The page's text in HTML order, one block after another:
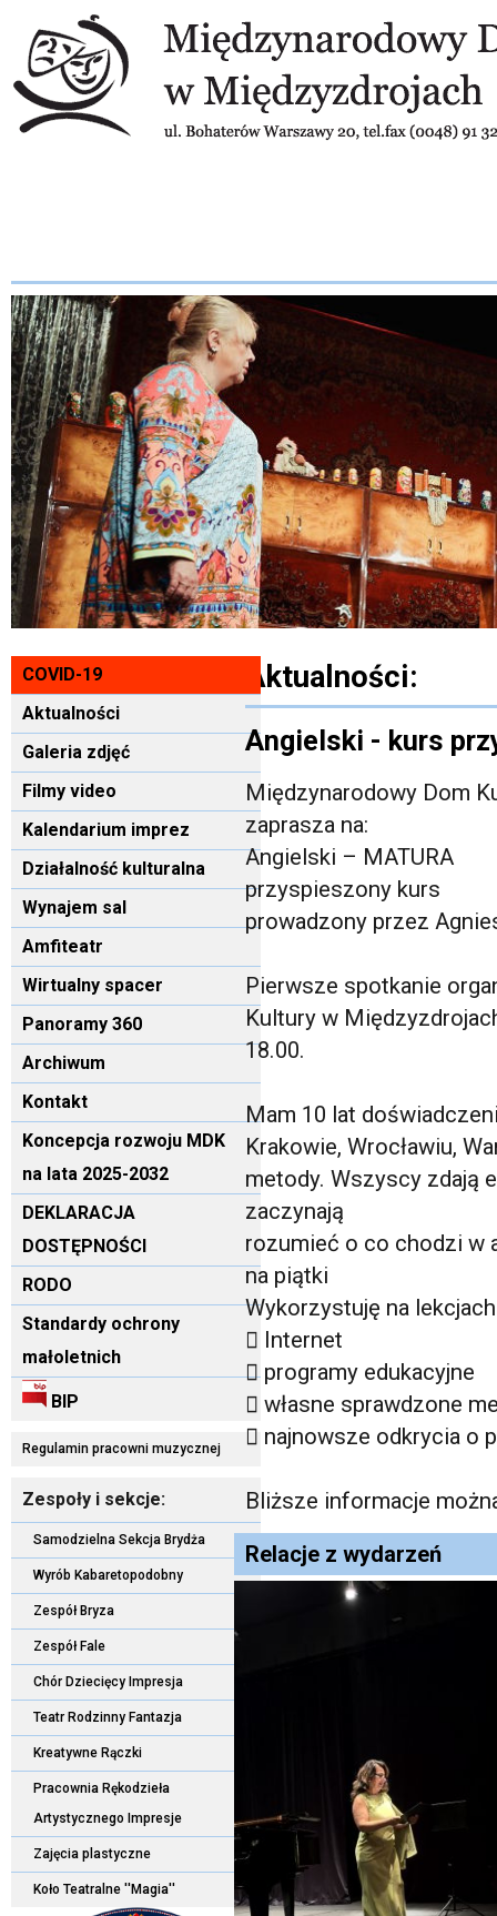
COVID-19
Aktualności
Galeria zdjęć
Filmy video
Kalendarium imprez
Działalność kulturalna
Wynajem sal
Amfiteatr
Wirtualny spacer
Panoramy 360
Archiwum
Kontakt
Koncepcja rozwoju MDK
na lata 2025-2032
DEKLARACJA
DOSTĘPNOŚCI
RODO
Standardy ochrony
małoletnich
BIP
Regulamin pracowni muzycznej
Zespoły i sekcje:
Samodzielna Sekcja Brydża
Wyrób Kabaretopodobny
Zespół Bryza
Zespół Fale
Chór Dziecięcy Impresja
Teatr Rodzinny Fantazja
Kreatywne Rączki
Pracownia Rękodzieła
Artystycznego Impresje
Zajęcia plastyczne
Koło Teatralne ''Magia''
Aktualności:
Angielski - kurs
Międzynarodowy Dom
zaprasza na:
Angielski – MATURA
przyspieszony kurs
prowadzony przez
Pierwsze spotkanie
Kultury w
18.00.
Mam 10 lat
Krakowie, Wrocławiu,
metody. Wszyscy zdają
zaczynają
rozumieć o co chodzi w
na piątki
Wykorzystuję na
 Internet
 programy edukacyjne
 własne sprawdzone
 najnowsze odkrycia o
Bliższe informacje
Relacje z wydarzeń